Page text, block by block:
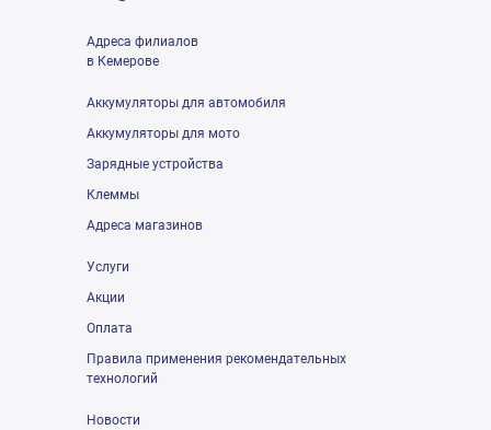
Адреса филиалов
в Кемерове
Аккумуляторы для автомобиля
Аккумуляторы для мото
Зарядные устройства
Клеммы
Адреса магазинов
Услуги
Акции
Оплата
Правила применения рекомендательных
технологий
Новости